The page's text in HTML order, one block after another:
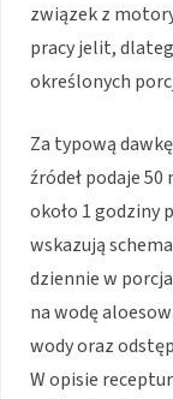
związek z
pracy jelit,
określonych
Za typową
źródeł podaje
około 1 godziny
wskazują
dziennie w
na wodę
wody oraz
W opisie